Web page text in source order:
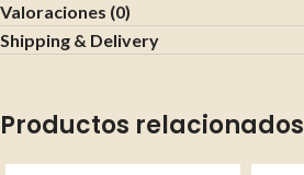
Valoraciones (0)
Shipping & Delivery
Productos relacionados